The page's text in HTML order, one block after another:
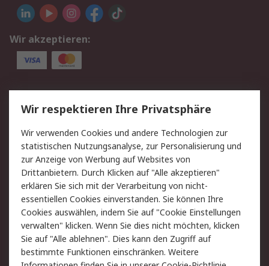
Wir akzeptieren:
Service
Value Added Services
Lieferlösungen
Rücksendung/Entsorgung Kontakt
Hilfe
Rechtliches
RS Verkaufs- und
Lieferbedingungen
Datenschutz
Cookie-Richtlinie
Zahlungsbedingungen
Impressum
Webseite Konditionen
Wir respektieren Ihre Privatsphäre
Wir verwenden Cookies und andere Technologien zur
statistischen Nutzungsanalyse, zur Personalisierung und
zur Anzeige von Werbung auf Websites von
Drittanbietern. Durch Klicken auf "Alle akzeptieren"
erklären Sie sich mit der Verarbeitung von nicht-
essentiellen Cookies einverstanden. Sie können Ihre
Cookies auswählen, indem Sie auf "Cookie Einstellungen
verwalten" klicken. Wenn Sie dies nicht möchten, klicken
Sie auf "Alle ablehnen". Dies kann den Zugriff auf
bestimmte Funktionen einschränken. Weitere